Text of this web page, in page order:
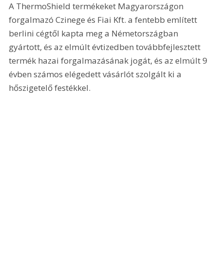
A ThermoShield termékeket Magyarországon
forgalmazó Czinege és Fiai Kft. a fentebb említett
berlini cégtől kapta meg a Németországban
gyártott, és az elmúlt évtizedben továbbfejlesztett
termék hazai forgalmazásának jogát, és az elmúlt 9
évben számos elégedett vásárlót szolgált ki a
hőszigetelő festékkel.